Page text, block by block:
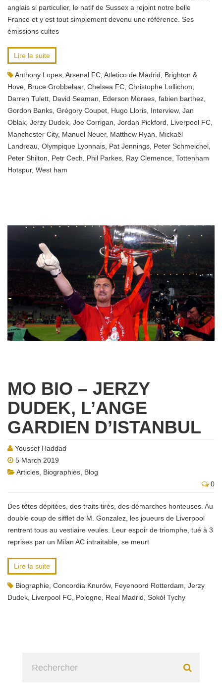
anglais si particulier, le natif de Sussex a rejoint notre belle
France et y est tout simplement devenu une référence. Ses
émissions cultes
Lire la suite
Anthony Lopes Arsenal FC Atletico de Madrid
Brighton &
Hove Bruce Grobbelaar, Chelsea FC Christophe Lollichon
Darren Tulett David Seaman Ederson Moraes fabien barthez
Gordon Banks Grégory Coupet Hugo Lloris Interview, Jan
Oblak Jerzy Dudek Joe Corrigan Jordan Pickford Liverpool FC
Manchester City, Manuel Neuer, Matthew Ryan
Mickaël
Landreau Olympique Lyonnais Pat Jennings Peter Schmeichel
Peter Shilton
Petr Cech Phil Parkes Ray Clemence Tottenham
Hotspur, West ham
MO BIO – JERZY
DUDEK, L’ANGE
GARDIEN D’ISTANBUL
Youssef Haddad
5 March 2019
Articles Biographies Blog
0
Des têtes dépitées, des traits tirés, des démarches honteuses. Au
double coup de sifflet de M. Gonzalez, les joueurs de Liverpool
rentrent tous au vestiaire veules. Leur espoir de triomphe, tué à 3
reprises par un Milan AC intraitable, se meurt
Lire la suite
Biographie Concordia Knurów, Feyenoord Rotterdam Jerzy
Dudek Liverpool FC Pologne Real Madrid Sokół Tychy